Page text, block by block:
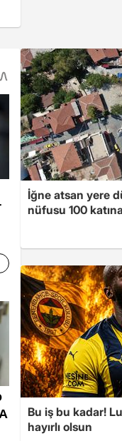
İğne atsan yere
nüfusu 100
Bu iş bu kadar!
hayırlı olsun